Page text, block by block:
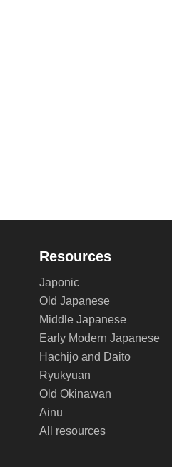
Resources
Japonic
Old Japanese
Middle Japanese
Early Modern Japanese
Hachijo and Daito
Ryukyuan
Old Okinawan
Ainu
All resources